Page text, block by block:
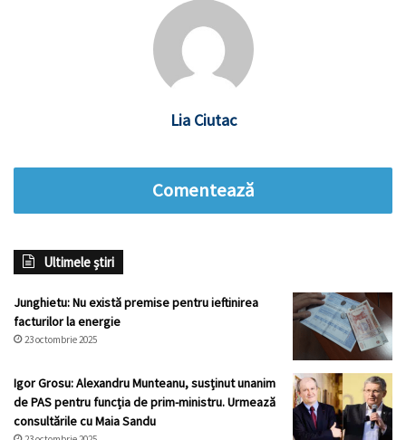
Lia Ciutac
Comentează
Ultimele știri
Junghietu: Nu există premise pentru ieftinirea
facturilor la energie
23 octombrie 2025
Igor Grosu: Alexandru Munteanu, susținut unanim
de PAS pentru funcția de prim-ministru. Urmează
consultările cu Maia Sandu